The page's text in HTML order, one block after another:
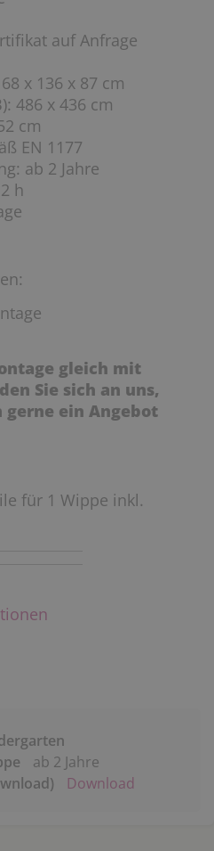
auf Anfrage
x 136 x 87 cm
486 x 436 cm
cm
EN 1177
ab 2 Jahre
h
gleich mit
Sie sich an uns,
ein Angebot
für 1 Wippe inkl.
ab 2 Jahre
Download